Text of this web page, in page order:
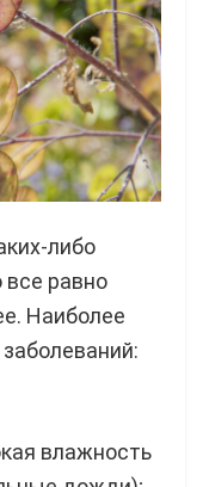
либо
все равно
Наиболее
влажность